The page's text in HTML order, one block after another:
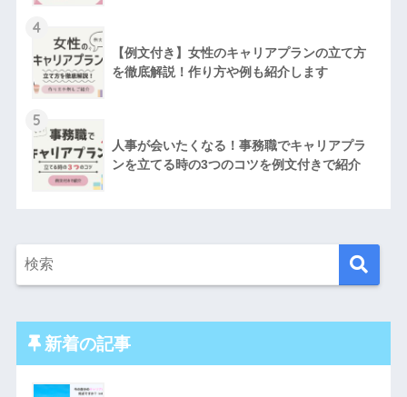
4
【例文付き】女性のキャリアプランの立て方
を徹底解説！作り方や例も紹介します
5
人事が会いたくなる！事務職でキャリアプラ
ンを立てる時の3つのコツを例文付きで紹介
新着の記事